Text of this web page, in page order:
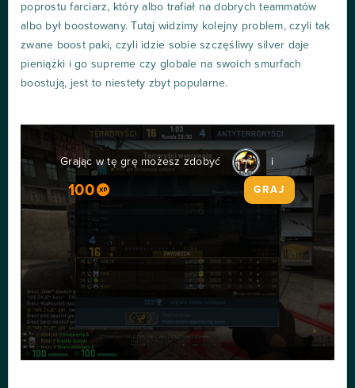
poprostu farciarz, który albo trafiał na dobrych teammatów
albo był boostowany. Tutaj widzimy kolejny problem, czyli tak
zwane boost paki, czyli idzie sobie szczęśliwy silver daje
pieniążki i go supreme czy globale na swoich smurfach
boostują, jest to niestety zbyt popularne.
Grając w tę grę możesz zdobyć i
100 GRAJ